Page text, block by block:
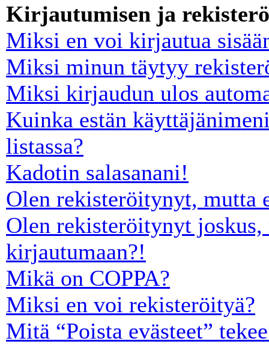
Kirjautumisen ja
Miksi en voi kirjautua
Miksi minun täytyy
Miksi kirjaudun ulos
Kuinka estän
listassa?
Kadotin salasanani!
Olen rekisteröitynyt, mutta
Olen rekisteröitynyt joskus,
kirjautumaan?!
Mikä on COPPA?
Miksi en voi rekisteröityä?
Mitä “Poista evästeet”